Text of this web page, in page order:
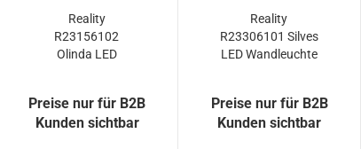
Reality
R23156102
Olinda LED
IP44 neutralweiss
Preise nur für B2B
Kunden sichtbar
Reality
R23306101 Silves
LED Wandleuchte
Preise nur für B2B
Kunden sichtbar